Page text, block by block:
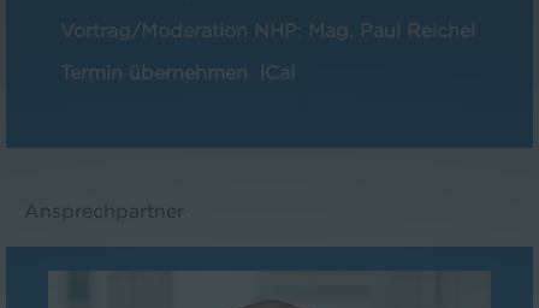
Vortrag/Moderation NHP
Mag. Paul Reichel
Termin übernehmen
iCal
Ansprechpartner